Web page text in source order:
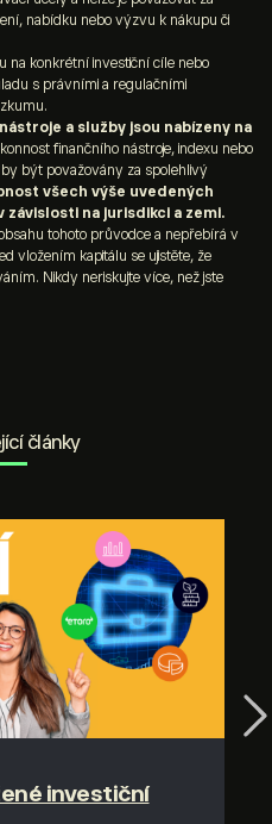
s deriváty zatíženy
proto dávají investoři
přednost přímému
diverzifikaci a zároveň
typu „kup a drž“.
nabídku nebo výzvu k nákupu či
na konkrétní investiční cíle nebo
s právními a regulačními
a služby jsou nabízeny na
finančního nástroje, indexu nebo
být považovány za spolehlivý
všech výše uvedených
na jurisdikci a zemi.
tohoto průvodce a nepřebírá v
vložením kapitálu se ujistěte, že
Nikdy neriskujte více, než jste
články
investiční